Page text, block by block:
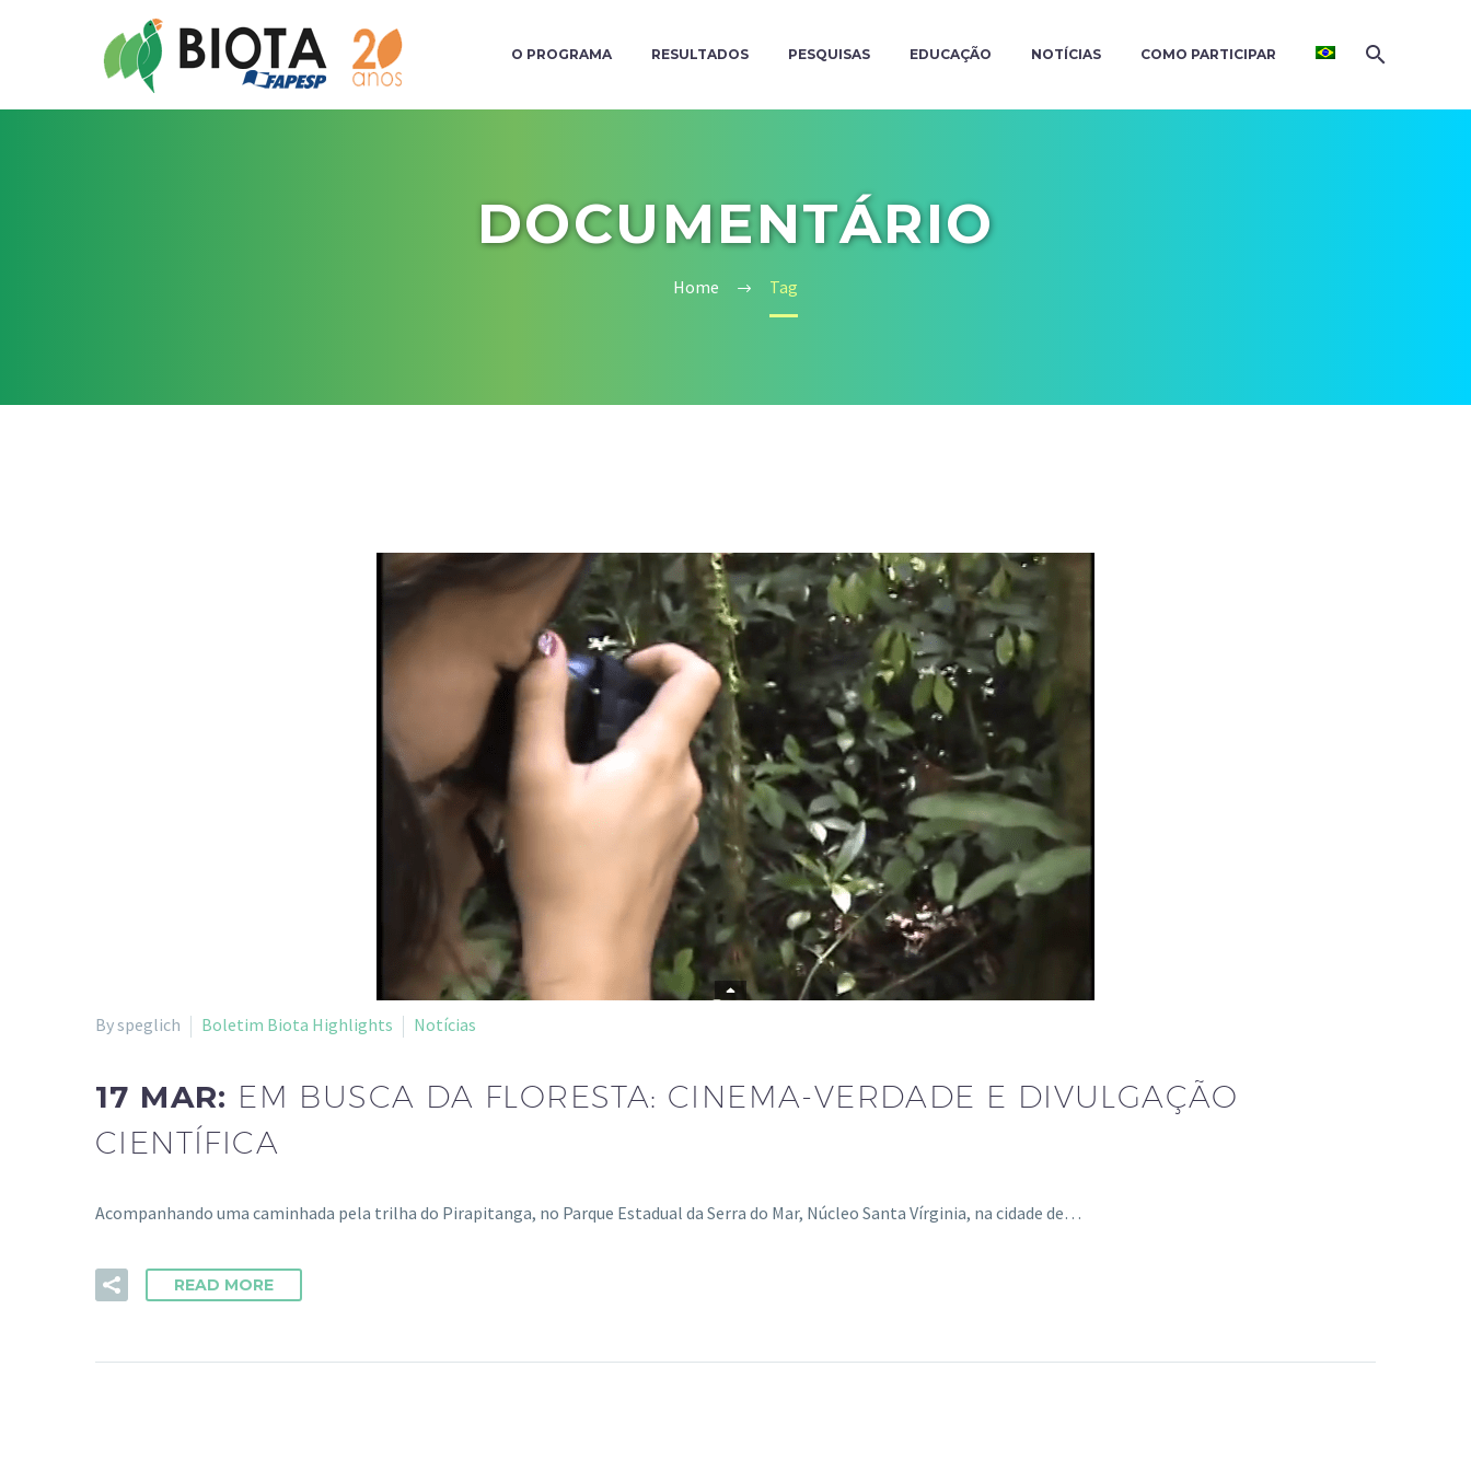
O PROGRAMA RESULTADOS PESQUISAS EDUCAÇÃO NOTÍCIAS COMO PARTICIPAR
DOCUMENTÁRIO
Home Tag
By speglich Boletim Biota Highlights Notícias
17 MAR: EM BUSCA DA FLORESTA: CINEMA-VERDADE E DIVULGAÇÃO
CIENTÍFICA
Acompanhando uma caminhada pela trilha do Pirapitanga, no Parque Estadual da Serra do Mar, Núcleo Santa Vírginia, na cidade de…
READ MORE